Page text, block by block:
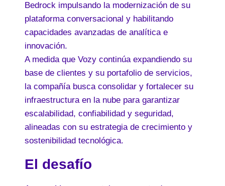
Bedrock impulsando la modernización de su
plataforma conversacional y habilitando
capacidades avanzadas de analítica e
innovación.
A medida que Vozy continúa expandiendo su
base de clientes y su portafolio de servicios,
la compañía busca consolidar y fortalecer su
infraestructura en la nube para garantizar
escalabilidad, confiabilidad y seguridad,
alineadas con su estrategia de crecimiento y
sostenibilidad tecnológica.
El desafío